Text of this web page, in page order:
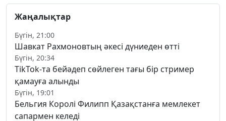
Жаңалықтар
Бүгін, 21:00
Шавкат Рахмоновтың әкесі дүниеден өтті
Бүгін, 20:34
TikTok-та бейәдеп сөйлеген тағы бір стример
қамауға алынды
Бүгін, 19:01
Бельгия Королі Филипп Қазақстанға мемлекет
сапармен келеді